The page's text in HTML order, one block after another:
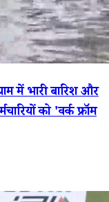
भारी बारिश और
को 'वर्क फ्रॉम